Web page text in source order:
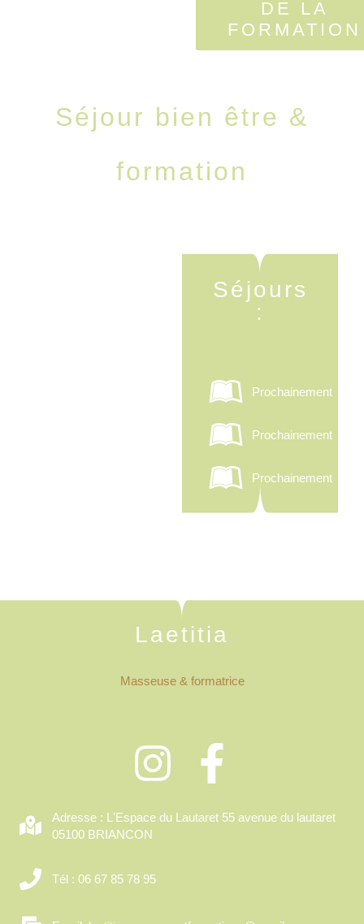
DE LA
FORMATION
Séjour bien être &
formation
Séjours
:
Prochainement
Prochainement
Prochainement
Laetitia
Masseuse & formatrice
Adresse : L'Espace du Lautaret 55 avenue du lautaret
05100 BRIANCON
Tél : 06 67 85 78 95